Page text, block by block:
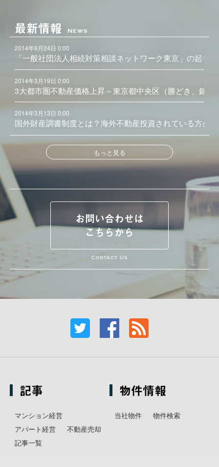
最新情報 News
2014年9月24日 0:00
「一般社団法人相続対策相談ネットワーク東京」の起ち
2014年3月19日 0:00
3大都市圏不動産価格上昇～東京都中央区（勝どき、銀座
2014年3月13日 0:00
国外財産調書制度とは？海外不動産投資されている方必見
もっと見る
お問い合わせは
こちらから
Contact Us
記事
マンション経営
アパート経営
不動産売却
記事一覧
物件情報
当社物件 物件検索